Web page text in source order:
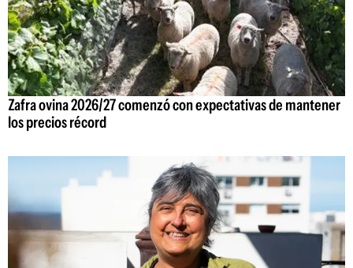
Zafra ovina 2026/27 comenzó con expectativas de mantener
los precios récord